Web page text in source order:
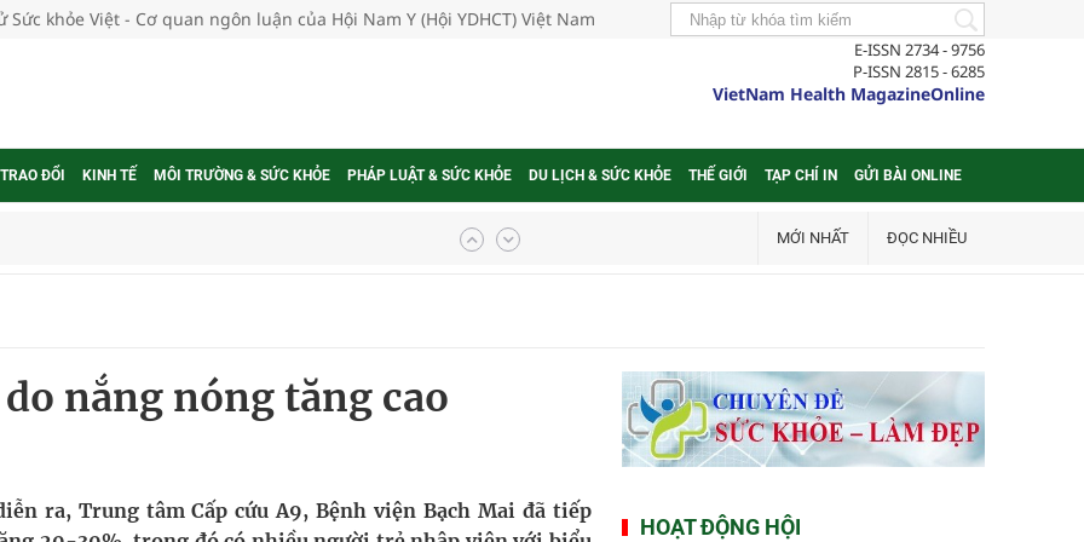
Sức khỏe Việt - Cơ quan ngôn luận của Hội Nam Y (Hội YDHCT) Việt Nam
E-ISSN 2734 - 9756
P-ISSN 2815 - 6285
VietNam Health MagazineOnline
ĐỔI KINH TẾ MÔI TRƯỜNG & SỨC KHỎE PHÁP LUẬT & SỨC KHỎE DU LỊCH & SỨC KHỎE THẾ GIỚI TẠP CHÍ IN GỬI BÀI ONLINE
thuốc
khám sàng lọc cho người dân
cực hiệu quả
gia
MỚI NHẤT ĐỌC NHIỀU
nắng nóng tăng cao
ra, Trung tâm Cấp cứu A9, Bệnh viện Bạch Mai đã tiếp
HOẠT ĐỘNG HỘI